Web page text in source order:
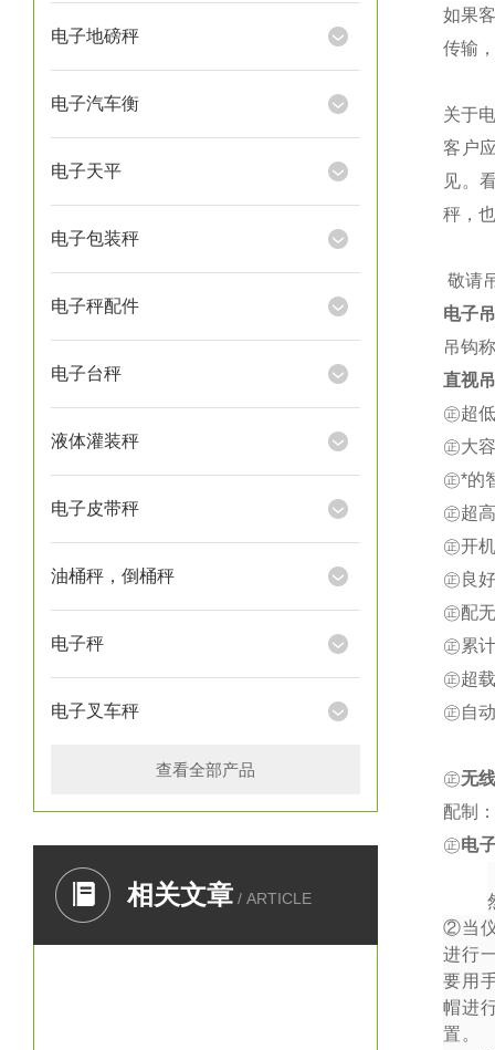
电子地磅秤
电子汽车衡
电子天平
电子包装秤
电子秤配件
电子台秤
液体灌装秤
电子皮带秤
油桶秤，倒桶秤
电子秤
电子叉车秤
查看全部产品
相关文章 / ARTICLE
如果
传输
关于
客户
见。
秤，
敬请
电子
吊钩
直视
㊣超
㊣大
㊣*的
㊣超
㊣开
㊣良
㊣配
㊣累
㊣超
㊣自
㊣无
配制
㊣电
②当
进行
要用
帽进
置。